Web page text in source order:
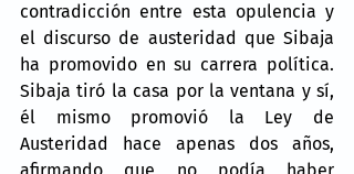
contradicción entre esta opulencia y
el discurso de austeridad que Sibaja
ha promovido en su carrera política.
Sibaja tiró la casa por la ventana y sí,
él mismo promovió la Ley de
Austeridad hace apenas dos años,